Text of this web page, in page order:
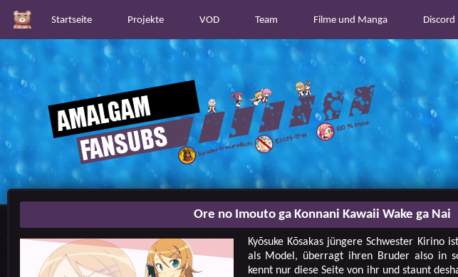
Startseite Projekte VOD Team Filme und Manga Discord
Ore no Imouto ga Konnani Kawaii Wake ga Nai
Kyōsuke Kōsakas jüngere Schwester Kirino
als Model, überragt ihren Bruder also in
kennt nur diese Seite von ihr und staunt